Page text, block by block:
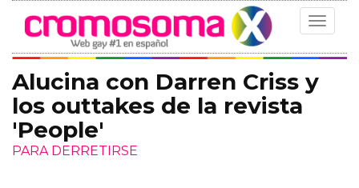
Toggle
Alucina con Darren Criss y
los outtakes de la revista
'People'
PARA DERRETIRSE